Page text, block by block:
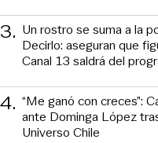
3. Un rostro se suma a la
Decirlo: aseguran que
Canal 13 saldrá del
4. “Me ganó con creces”:
ante Dominga López
Universo Chile